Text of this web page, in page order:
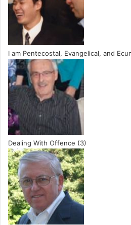
I am Pentecostal, Evangelical, and
Dealing With Offence (3)